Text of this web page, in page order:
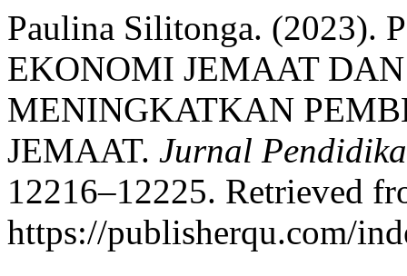
Paulina Silitonga. (2023).
EKONOMI JEMAAT
MENINGKATKAN
JEMAAT. Jurnal
12216–12225. Retrieved
https://publisherqu.com/